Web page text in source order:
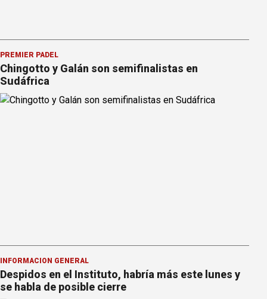
PREMIER PÁDEL
Chingotto y Galán son semifinalistas en
Sudáfrica
INFORMACION GENERAL
Despidos en el Instituto, habría más este lunes y
se habla de posible cierre